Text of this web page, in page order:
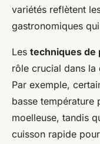
variétés reflètent
gastronomiques
Les techniques de
rôle crucial dans
Par exemple,
basse température
moelleuse, tandis
cuisson rapide